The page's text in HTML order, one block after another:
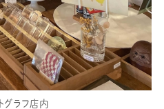
グラフ店内